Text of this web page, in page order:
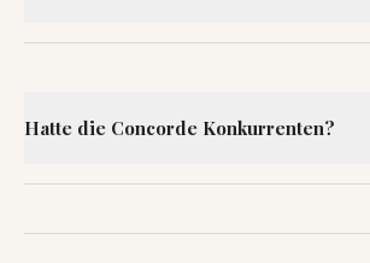
Hatte die Concorde Konkurrenten?